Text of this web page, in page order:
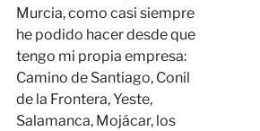
Murcia, como casi siempre
he podido hacer desde que
tengo mi propia empresa:
Camino de Santiago, Conil
de la Frontera, Yeste,
Salamanca, Mojácar, los